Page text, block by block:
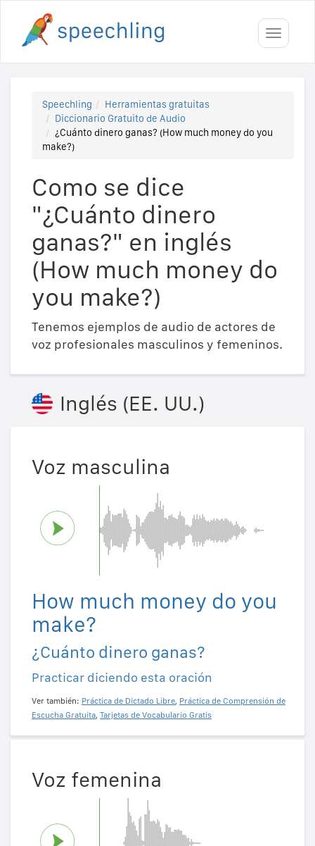
Toggle
Speechling
Herramientas gratuitas
Diccionario Gratuito de Audio
¿Cuánto dinero ganas? (How much money do you
make?)
Como se dice
"¿Cuánto dinero
ganas?" en inglés
(How much money do
you make?)
Tenemos ejemplos de audio de actores de
voz profesionales masculinos y femeninos.
Inglés (EE. UU.)
Voz masculina
How much money do you
make?
¿Cuánto dinero ganas?
Practicar diciendo esta oración
Ver también: Práctica de Dictado Libre, Práctica de Comprensión de
Escucha Gratuita, Tarjetas de Vocabulario Gratis
Voz femenina